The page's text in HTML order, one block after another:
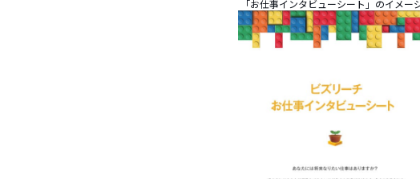
「お仕事インタビューシート」のイメー